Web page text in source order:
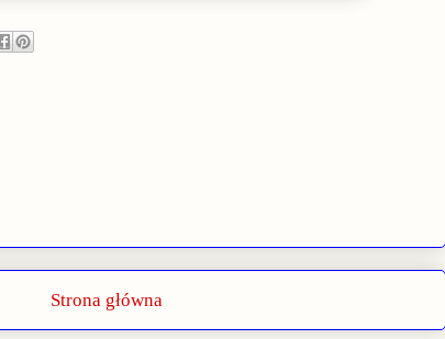
Strona główna